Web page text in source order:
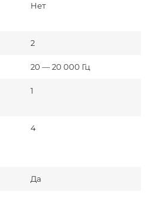
Нет
2
20 — 20 000 Гц
1
4
Да